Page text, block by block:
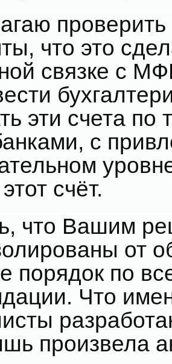
что это
связке с
эти счета
с
счёт.
что Вашим
от
порядок по
Что
произвела